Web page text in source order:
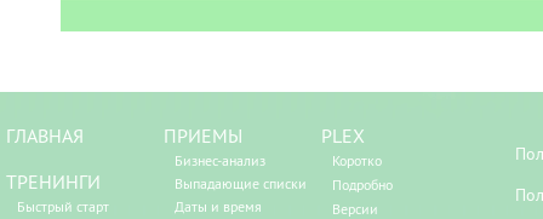
ГЛАВНАЯ
ТРЕНИНГИ
Быстрый старт
ПРИЕМЫ
Бизнес-анализ
Выпадающие списки
Даты и время
PLEX
Коротко
Подробно
Версии